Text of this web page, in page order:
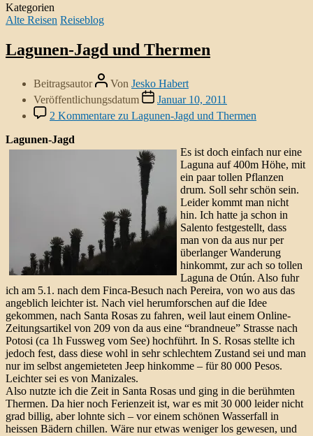
Kategorien
Alte Reisen Reiseblog
Lagunen-Jagd und Thermen
Beitragsautor Von Jesko Habert
Veröffentlichungsdatum
Januar 10, 2011
2 Kommentare zu Lagunen-Jagd und Thermen
Lagunen-Jagd
Es ist doch einfach nur eine
Laguna auf 400m Höhe, mit
ein paar tollen Pflanzen
drum. Soll sehr schön sein.
Leider kommt man nicht
hin. Ich hatte ja schon in
Salento festgestellt, dass
man von da aus nur per
überlanger Wanderung
hinkommt, zur ach so tollen
Laguna de Otún. Also fuhr
ich am 5.1. nach dem Finca-Besuch nach Pereira, von wo aus das
angeblich leichter ist. Nach viel herumforschen auf die Idee
gekommen, nach Santa Rosas zu fahren, weil laut einem Online-
Zeitungsartikel von 209 von da aus eine “brandneue” Strasse nach
Potosi (ca 1h Fussweg vom See) hochführt. In S. Rosas stellte ich
jedoch fest, dass diese wohl in sehr schlechtem Zustand sei und man
nur im selbst angemieteten Jeep hinkomme – für 80 000 Pesos.
Leichter sei es von Manizales.
Also nutzte ich die Zeit in Santa Rosas und ging in die berühmten
Thermen. Da hier noch Ferienzeit ist, war es mit 30 000 leider nicht
grad billig, aber lohnte sich – vor einem schönen Wasserfall in
heissen Bädern chillen. Wäre nur etwas weniger los gewesen, und